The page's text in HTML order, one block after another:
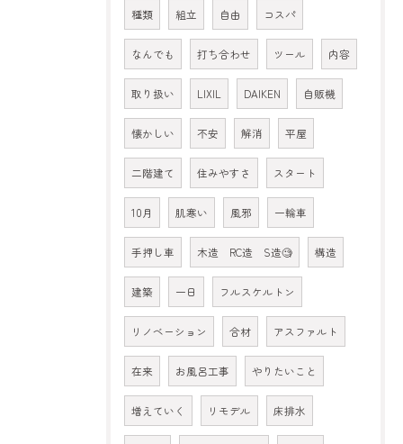
種類 組立 自由 コスパ
なんでも 打ち合わせ ツール 内容
取り扱い LIXIL DAIKEN 自販機
懐かしい 不安 解消 平屋
二階建て 住みやすさ スタート
10月 肌寒い 風邪 一輪車
手押し車 木造 RC造 S造🧐 構造
建築 一日 フルスケルトン
リノベーション 合材 アスファルト
在来 お風呂工事 やりたいこと
増えていく リモデル 床排水